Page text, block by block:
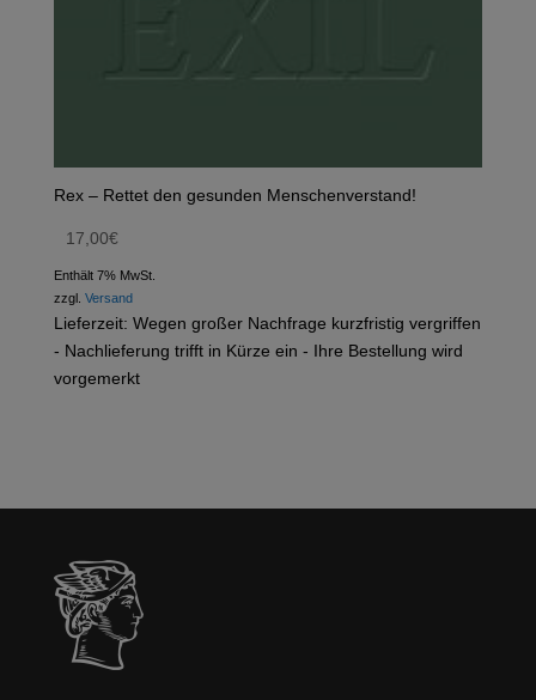
Rex – Rettet den gesunden Menschenverstand!
17,00€
Enthält 7% MwSt.
zzgl. Versand
Lieferzeit: Wegen großer Nachfrage kurzfristig vergriffen
- Nachlieferung trifft in Kürze ein - Ihre Bestellung wird
vorgemerkt